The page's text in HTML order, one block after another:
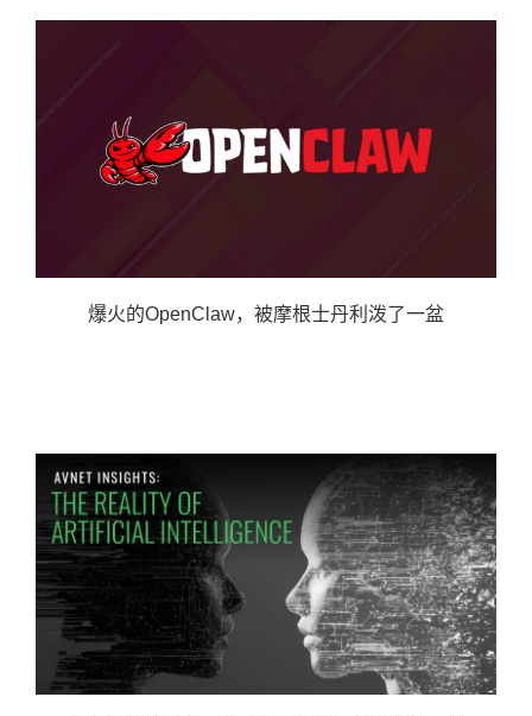
爆火的OpenClaw，被摩根士丹利泼了一盆